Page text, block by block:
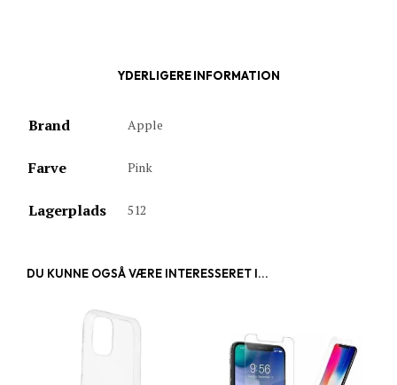
YDERLIGERE INFORMATION
Brand Apple
Farve Pink
Lagerplads 512
DU KUNNE OGSÅ VÆRE INTERESSERET I...